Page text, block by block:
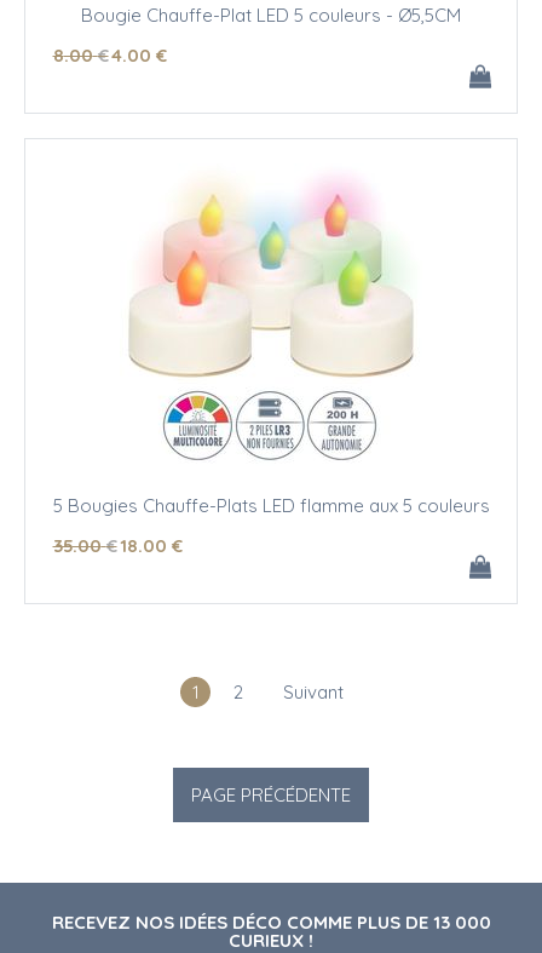
Bougie Chauffe-Plat LED 5 couleurs - Ø5,5CM
8.00 €4.00 €
5 Bougies Chauffe-Plats LED flamme aux 5 couleurs
35.00 €18.00 €
1 2 Suivant
RECEVEZ NOS IDÉES DÉCO COMME PLUS DE 13 000
CURIEUX !